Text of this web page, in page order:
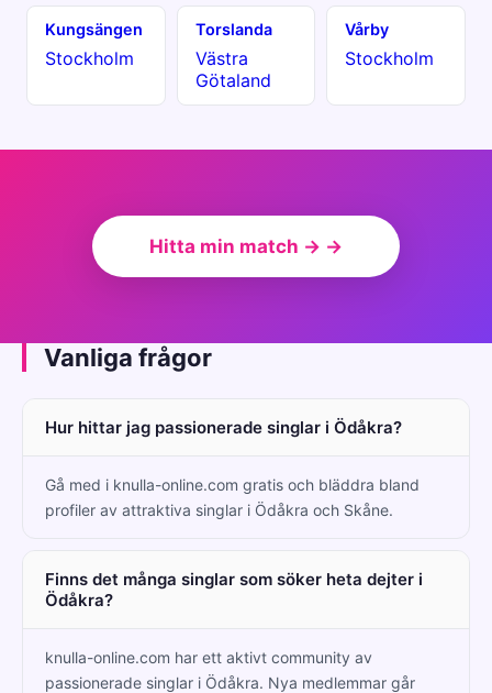
Kungsängen
Stockholm
Torslanda
Västra
Götaland
Vårby
Stockholm
Hitta min match → →
Vanliga frågor
Hur hittar jag passionerade singlar i Ödåkra?
Gå med i knulla-online.com gratis och bläddra bland
profiler av attraktiva singlar i Ödåkra och Skåne.
Finns det många singlar som söker heta dejter i
Ödåkra?
knulla-online.com har ett aktivt community av
passionerade singlar i Ödåkra. Nya medlemmar går